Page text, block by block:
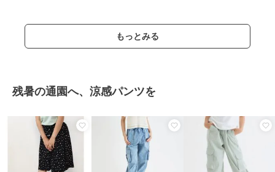
もっとみる
残暑の通園へ、涼感パンツを